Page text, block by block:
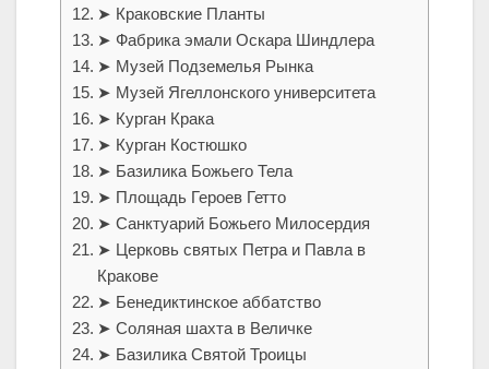
➤ Краковские Планты
➤ Фабрика эмали Оскара Шиндлера
➤ Музей Подземелья Рынка
➤ Музей Ягеллонского университета
➤ Курган Крака
➤ Курган Костюшко
➤ Базилика Божьего Тела
➤ Площадь Героев Гетто
➤ Санктуарий Божьего Милосердия
➤ Церковь святых Петра и Павла в
Кракове
➤ Бенедиктинское аббатство
➤ Соляная шахта в Величке
➤ Базилика Святой Троицы